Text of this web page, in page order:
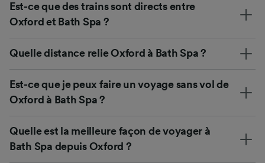
Est-ce que des trains sont directs entre
Oxford et Bath Spa ?
Quelle distance relie Oxford à Bath Spa ?
Est-ce que je peux faire un voyage sans vol de
Oxford à Bath Spa ?
Quelle est la meilleure façon de voyager à
Bath Spa depuis Oxford ?